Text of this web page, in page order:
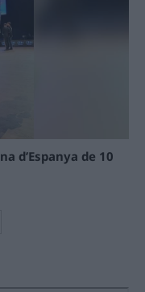
d’Espanya de 10